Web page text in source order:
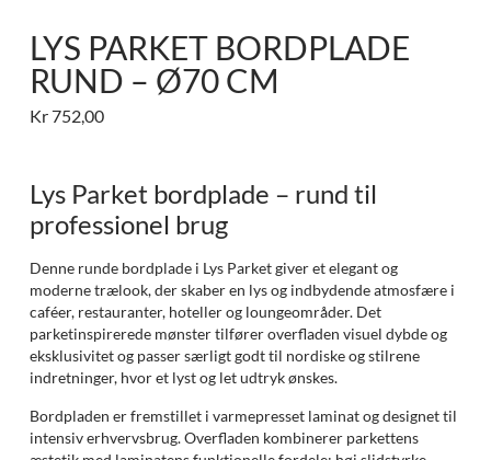
LYS PARKET BORDPLADE
RUND – Ø70 CM
Kr752,00
Lys Parket bordplade – rund til
professionel brug
Denne runde bordplade i Lys Parket giver et elegant og
moderne trælook, der skaber en lys og indbydende atmosfære i
caféer, restauranter, hoteller og loungeområder. Det
parketinspirerede mønster tilfører overfladen visuel dybde og
eksklusivitet og passer særligt godt til nordiske og stilrene
indretninger, hvor et lyst og let udtryk ønskes.
Bordpladen er fremstillet i varmepresset laminat og designet til
intensiv erhvervsbrug. Overfladen kombinerer parkettens